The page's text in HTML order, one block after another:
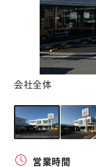
会社全体
営業時間